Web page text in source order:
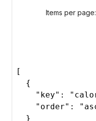
Items per page:
[